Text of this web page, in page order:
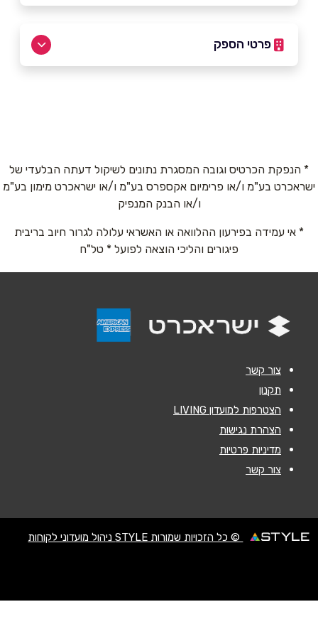
פרטי הספק
שם מלא*
טלפון*
נושא*
הודעה
* הנפקת הכרטיס וגובה המסגרת נתונים לשיקול דעתה הבלעדי של
ישראכרט בע"מ ו/או פרימיום אקספרס בע"מ ו/או ישראכרט מימון בע"מ
ו/או הבנק המנפיק
* אי עמידה בפירעון ההלוואה או האשראי עלולה לגרור חיוב בריבית
פיגורים והליכי הוצאה לפועל * טל"ח
צור קשר
תקנון
הצטרפות למועדון LIVING
הצהרת נגישות
מדיניות פרטיות
צור קשר
© כל הזכויות שמורות STYLE ניהול מועדוני לקוחות